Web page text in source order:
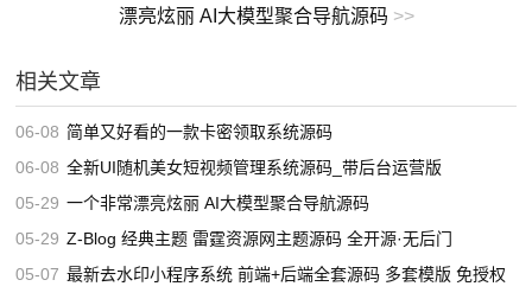
漂亮炫丽 AI大模型聚合导航源码 >>
相关文章
06-08 简单又好看的一款卡密领取系统源码
06-08 全新UI随机美女短视频管理系统源码_带后台运营版
05-29 一个非常漂亮炫丽 AI大模型聚合导航源码
05-29 Z-Blog 经典主题 雷霆资源网主题源码 全开源·无后门
05-07 最新去水印小程序系统 前端+后端全套源码 多套模版 免授权